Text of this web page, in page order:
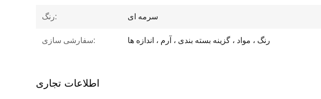
رنگ: سرمه ای
سفارشی سازی: رنگ ، مواد ، گزینه بسته بندی ، آرم ، اندازه ها
اطلاعات تجاری